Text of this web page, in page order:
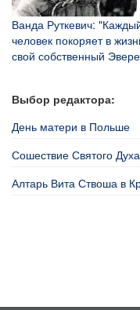
Ванда Руткевич:
человек покоряет в
свой собственный
Выбор редактора:
День матери в Польше
Сошествие Святого
Алтарь Вита Ствоша в